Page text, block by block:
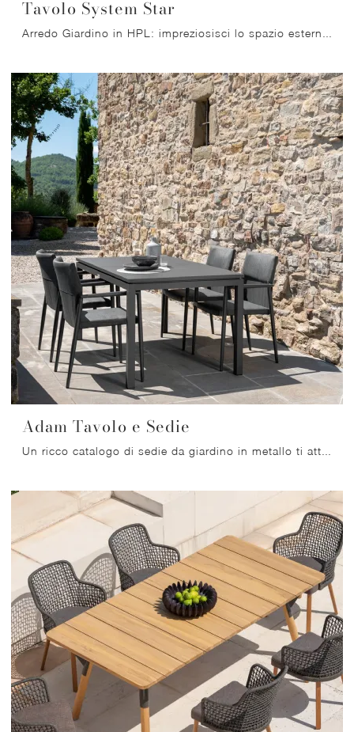
Tavolo System Star
Adam Tavolo e Sedie